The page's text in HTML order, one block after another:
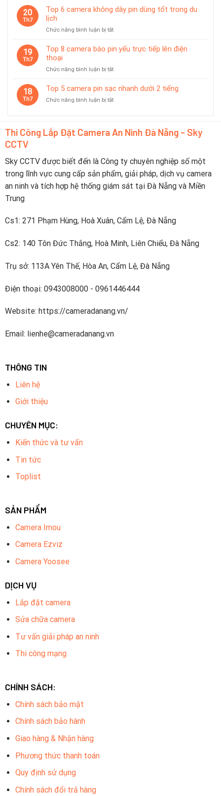
Đà
Chọn
Hiệu
camera
chế
tiết
20
Th7
Top 6 camera không dây pin dùng tốt trong du
lịch
Chức năng bình luận bị tắtở
6
camera
dây
dùng
19
Th7
Top 8 camera báo pin yếu trực tiếp lên điện
thoại
Chức năng bình luận bị tắtở
8
báo
trực
tiếp
thoại
18
Th7
Top 5 camera pin sạc nhanh dưới 2 tiếng
Chức năng bình luận bị tắtở
pin
dưới
2
tiếng
Thi Công Lắp Đặt Camera An Ninh Đà Nẵng - Sky
CCTV
Sky CCTV được biết đến là Công ty chuyên nghiệp số một
trong lĩnh vực cung cấp sản phẩm, giải pháp, dịch vụ camera
an ninh và tích hợp hệ thống giám sát tại Đà Nẵng và Miền
Trung
Cs1: 271 Phạm Hùng, Hoà Xuân, Cẩm Lệ, Đà Nẵng
Cs2: 140 Tôn Đức Thắng, Hoà Minh, Liên Chiểu, Đà Nẵng
Trụ sở: 113A Yên Thế, Hòa An, Cẩm Lệ, Đà Nẵng
Điện thoại: 0943008000 - 0961446444
Website: https://cameradanang.vn/
Email: lienhe@cameradanang.vn
THÔNG TIN
Liên hệ
Giới thiệu
CHUYÊN MỤC:
Kiến thức và tư vấn
Tin tức
Toplist
SẢN PHẨM
Camera Imou
Camera Ezviz
Camera Yoosee
DỊCH VỤ
Lắp đặt camera
Sửa chữa camera
Tư vấn giải pháp an ninh
Thi công mạng
CHÍNH SÁCH:
Chính sách bảo mật
Chính sách bảo hành
Giao hàng & Nhận hàng
Phương thức thanh toán
Quy định sử dụng
Chính sách đổi trả hàng